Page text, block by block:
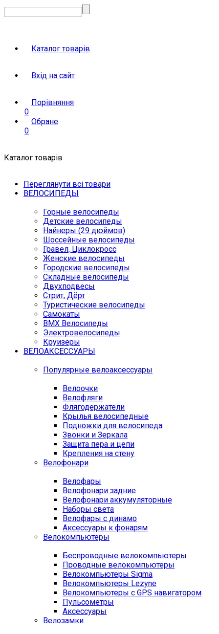
Каталог товарів
Вхід на сайт
Порівняння
0
Обране
0
Каталог товарів
Переглянути всі товари
ВЕЛОСИПЕДЫ
Горные велосипеды
Детские велосипеды
Найнеры (29 дюймов)
Шоссейные велосипеды
Гравел, Циклокросс
Женские велосипеды
Городcкие велосипеды
Складные велосипеды
Двухподвесы
Стрит, Дёрт
Туристические велосипеды
Самокаты
BMX Велосипеды
Электровелосипеды
Круизеры
ВЕЛОАКСЕССУАРЫ
Популярные велоаксессуары
Велоочки
Велофляги
Флягодержатели
Крылья велосипедные
Подножки для велосипеда
Звонки и Зеркала
Защита пера и цепи
Крепления на стену
Велофонари
Велофары
Велофонари задние
Велофонари аккумуляторные
Наборы света
Велофары с динамо
Аксессуары к фонарям
Велокомпьютеры
Беспроводные велокомпьютеры
Проводные велокомпьютеры
Велокомпьютеры Sigma
Велокомпьютеры Lezyne
Велокомпьютеры с GPS навигатором
Пульсометры
Аксессуары
Велозамки